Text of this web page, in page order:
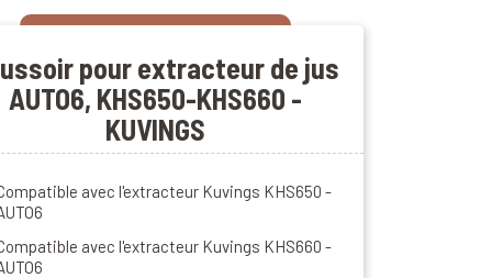
pour extracteur de jus
AUTO6, KHS650-KHS660 -
KUVINGS
avec l'extracteur Kuvings KHS650 -
avec l'extracteur Kuvings KHS660 -